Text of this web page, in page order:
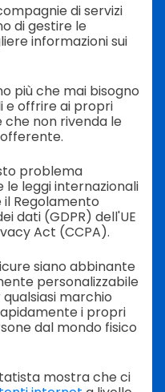
di servizi
di gestire le
informazioni sui
più che mai bisogno
e offrire ai propri
non rivenda le
problema
leggi internazionali
Regolamento
dati (GDPR) dell'UE
Act (CCPA).
siano abbinante
personalizzabile
marchio
i propri
dal mondo fisico
mostra che ci